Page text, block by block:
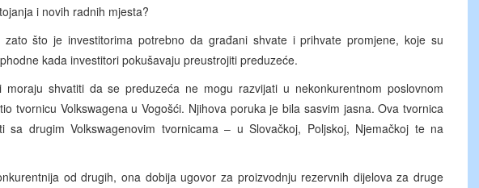
i novih radnih mjesta?
što je investitorima potrebno da građani shvate i prihvate promjene, koje su
kada investitori pokušavaju preustrojiti preduzeće.
shvatiti da se preduzeća ne mogu razvijati u nekonkurentnom poslovnom
tvornicu Volkswagena u Vogošći. Njihova poruka je bila sasvim jasna. Ova tvornica
sa drugim Volkswagenovim tvornicama – u Slovačkoj, Poljskoj, Njemačkoj te na
od drugih, ona dobija ugovor za proizvodnju rezervnih dijelova za druge